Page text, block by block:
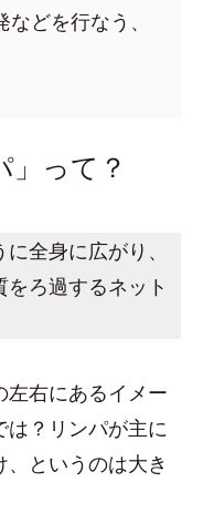
どを行なう、
」って？
全身に広がり、
ろ過するネット
左右にあるイメー
は？リンパが主に
というのは大き